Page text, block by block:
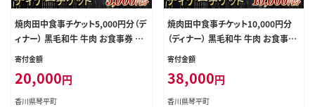
焼肉田中食事チケット5,000円分（デ
ィナー） 黒毛和牛 牛肉 お食事券 ギ
フト 四国 F5J-481
寄付金額
20,000円
香川県琴平町
焼肉田中食事チケット10,000円分
（ディナー） 黒毛和牛 牛肉 お食事券
ギフト 四国 F5J-480
寄付金額
38,000円
香川県琴平町